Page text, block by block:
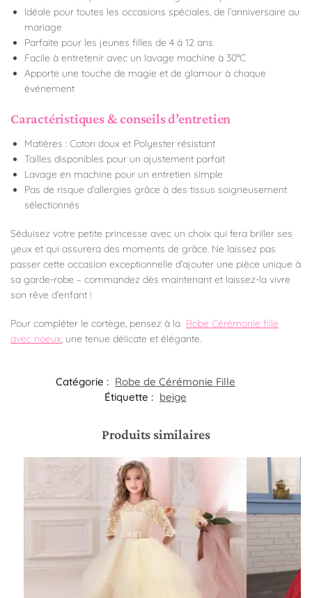
Idéale pour toutes les occasions spéciales, de l’anniversaire au
mariage
Parfaite pour les jeunes filles de 4 à 12 ans
Facile à entretenir avec un lavage machine à 30°C
Apporte une touche de magie et de glamour à chaque
événement
Caractéristiques & conseils d’entretien
Matières : Coton doux et Polyester résistant
Tailles disponibles pour un ajustement parfait
Lavage en machine pour un entretien simple
Pas de risque d’allergies grâce à des tissus soigneusement
sélectionnés
Séduisez votre petite princesse avec un choix qui fera briller ses
yeux et qui assurera des moments de grâce. Ne laissez pas
passer cette occasion exceptionnelle d’ajouter une pièce unique à
sa garde-robe – commandez dès maintenant et laissez-la vivre
son rêve d’enfant !
Pour compléter le cortège, pensez à la Robe Cérémonie fille
avec noeux , une tenue délicate et élégante.
Catégorie : Robe de Cérémonie Fille​
Étiquette : beige
Produits similaires